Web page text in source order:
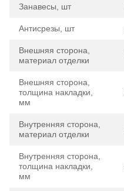
Занавесы, шт
Антисрезы, шт
Внешняя сторона,
материал отделки
Внешняя сторона,
толщина накладки,
мм
Внутренняя сторона,
материал отделки
Внутренняя сторона,
толщина накладки,
мм